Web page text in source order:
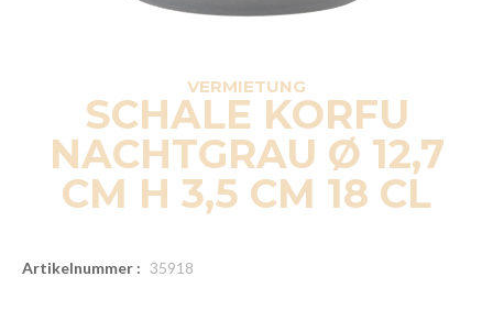
VERMIETUNG
SCHALE KORFU
NACHTGRAU Ø 12,7
CM H 3,5 CM 18 CL
Artikelnummer : 35918